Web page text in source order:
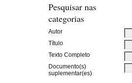
Pesquisar nas
categorias
Autor
Título
Texto Completo
Documento(s)
suplementar(es)